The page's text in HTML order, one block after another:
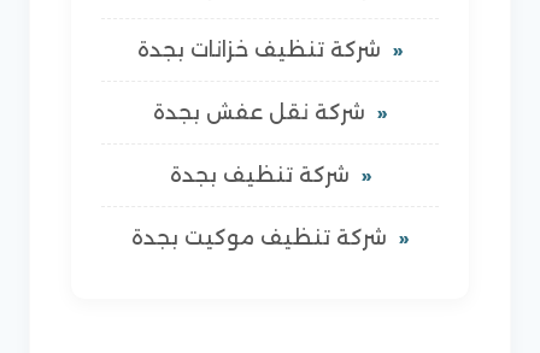
شركة تنظيف خزانات بجدة
شركة نقل عفش بجدة
شركة تنظيف بجدة
شركة تنظيف موكيت بجدة